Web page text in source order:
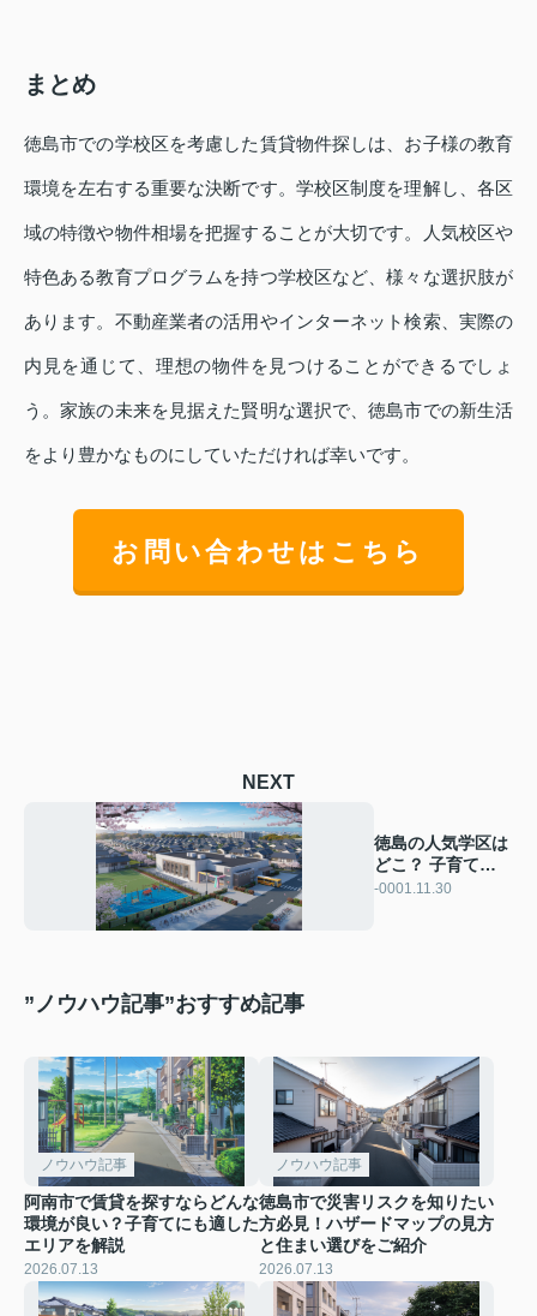
まとめ
徳島市での学校区を考慮した賃貸物件探しは、お子様の教育
環境を左右する重要な決断です。学校区制度を理解し、各区
域の特徴や物件相場を把握することが大切です。人気校区や
特色ある教育プログラムを持つ学校区など、様々な選択肢が
あります。不動産業者の活用やインターネット検索、実際の
内見を通じて、理想の物件を見つけることができるでしょ
う。家族の未来を見据えた賢明な選択で、徳島市での新生活
をより豊かなものにしていただければ幸いです。
お問い合わせはこちら
NEXT
徳島の人気学区は
どこ？ 子育て世
帯に選ばれるエリ
-0001.11.30
”ノウハウ記事”おすすめ記事
ノウハウ記事
阿南市で賃貸を探すならどんな
環境が良い？子育てにも適した
エリアを解説
2026.07.13
ノウハウ記事
徳島市で災害リスクを知りたい
方必見！ハザードマップの見方
と住まい選びをご紹介
2026.07.13